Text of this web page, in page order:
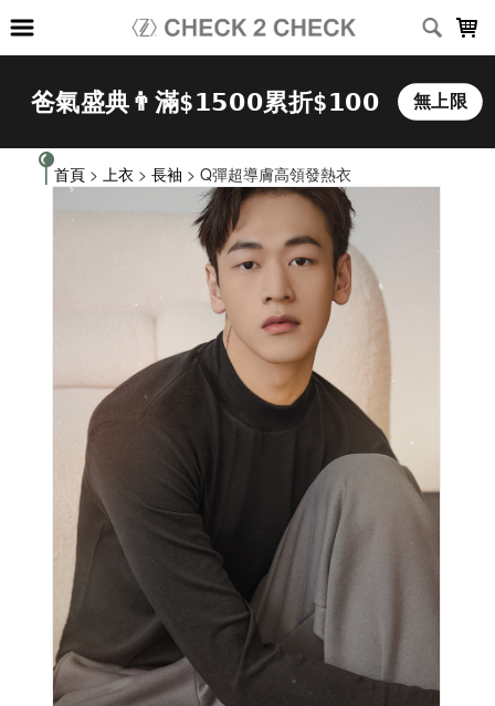
首頁 > 上衣 > 長袖 > Q彈超導膚高領發熱衣